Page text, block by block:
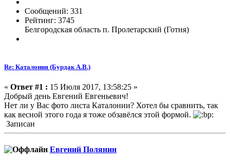
Сообщений: 331
Рейтинг: 3745
Белгородская область п. Пролетарский (Готня)
Re: Каталония (Бурдак А.В.)
« Ответ #1 : 15 Июля 2017, 13:58:25 »
Добрый день Евгений Евгеньевич!
Нет ли у Вас фото листа Каталонии? Хотел бы сравнить, так
как весной этого года я тоже обзавёлся этой формой.
Записан
Евгений Полянин